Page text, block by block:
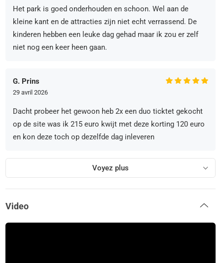
Het park is goed onderhouden en schoon. Wel aan de
kleine kant en de attracties zijn niet echt verrassend. De
kinderen hebben een leuke dag gehad maar ik zou er zelf
niet nog een keer heen gaan.
G. Prins
29 avril 2026
Dacht probeer het gewoon heb 2x een duo ticktet gekocht
op de site was ik 215 euro kwijt met deze korting 120 euro
en kon deze toch op dezelfde dag inleveren
Voyez plus
Video